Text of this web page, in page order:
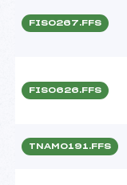
FIS0267.FFS
FIS0626.FFS
TNAM0191.FFS